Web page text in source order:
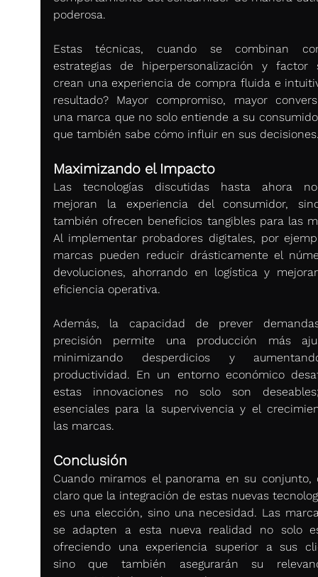
poderosa.
Estas técnicas, cuando se combinan
estrategias de hiperpersonalización y factor
crean una experiencia de compra fluida e
resultado? Mayor compromiso, mayor
una marca que no solo entiende a su
que también sabe cómo influir en sus
Maximizando el Impacto
Las tecnologías discutidas hasta ahora
mejoran la experiencia del consumidor,
también ofrecen beneficios tangibles para las
Al implementar probadores digitales, por
marcas pueden reducir drásticamente el
devoluciones, ahorrando en logística y
eficiencia operativa.
Además, la capacidad de prever
precisión permite una producción más
minimizando desperdicios y
productividad. En un entorno económico
estas innovaciones no solo son
esenciales para la supervivencia y el
las marcas.
Conclusión
Cuando miramos el panorama en su conjunto,
claro que la integración de estas nuevas
es una elección, sino una necesidad. Las
se adapten a esta nueva realidad no solo
ofreciendo una experiencia superior a sus
sino que también asegurarán su